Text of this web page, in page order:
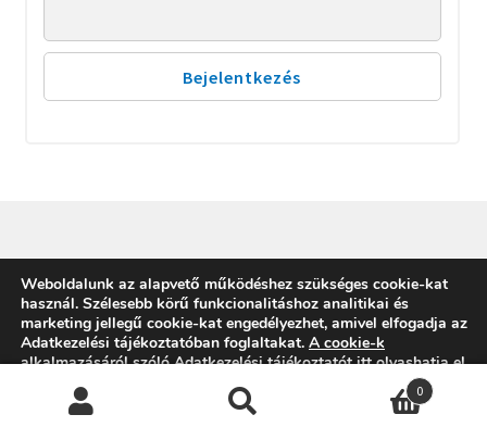
© SZERETHETŐ SZÁMVITEL 2026
Built with Storefront & WooCommerce.
Keresés
0
Weboldalunk az alapvető működéshez szükséges cookie-kat
használ. Szélesebb körű funkcionalitáshoz analitikai és
marketing jellegű cookie-kat engedélyezhet, amivel elfogadja az
Adatkezelési tájékoztatóban foglaltakat. A cookie-k
alkalmazásáról szóló Adatkezelési tájékoztatót itt olvashatja el.
Engedélyezem Elutasítom